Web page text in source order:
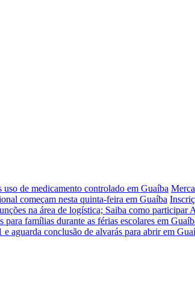
de medicamento controlado em Guaíba
começam nesta quinta-feira em Guaíba
na área de logística; Saiba como participar
famílias durante as férias escolares em
aguarda conclusão de alvarás para abrir em